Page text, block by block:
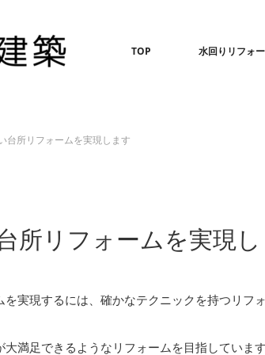
TOP 水回りリフォ
台所リフォームを実現します
所リフォームを実現
実現するには、確かなテクニックを持つリフ
満足できるようなリフォームを目指しています